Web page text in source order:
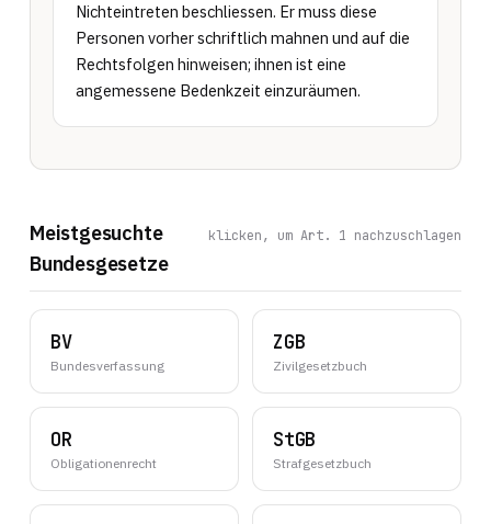
Nichteintreten beschliessen. Er muss diese
Personen vorher schriftlich mahnen und auf die
Rechtsfolgen hinweisen; ihnen ist eine
angemessene Bedenkzeit einzuräumen.
Meistgesuchte
Bundesgesetze
klicken, um Art. 1 nachzuschlagen
BV
Bundesverfassung
ZGB
Zivilgesetzbuch
OR
Obligationenrecht
StGB
Strafgesetzbuch